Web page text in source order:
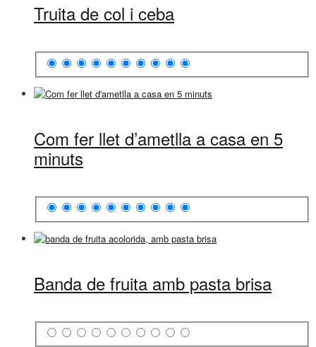
Truita de col i ceba
Com fer llet d’ametlla a casa en 5
minuts
Banda de fruita amb pasta brisa